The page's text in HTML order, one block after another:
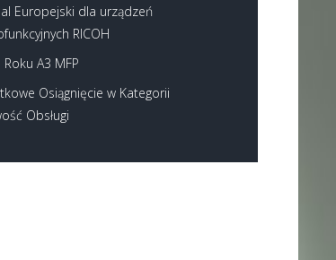
Europejski dla urządzeń
RICOH
Roku A3 MFP
Osiągnięcie w Kategorii
Obsługi